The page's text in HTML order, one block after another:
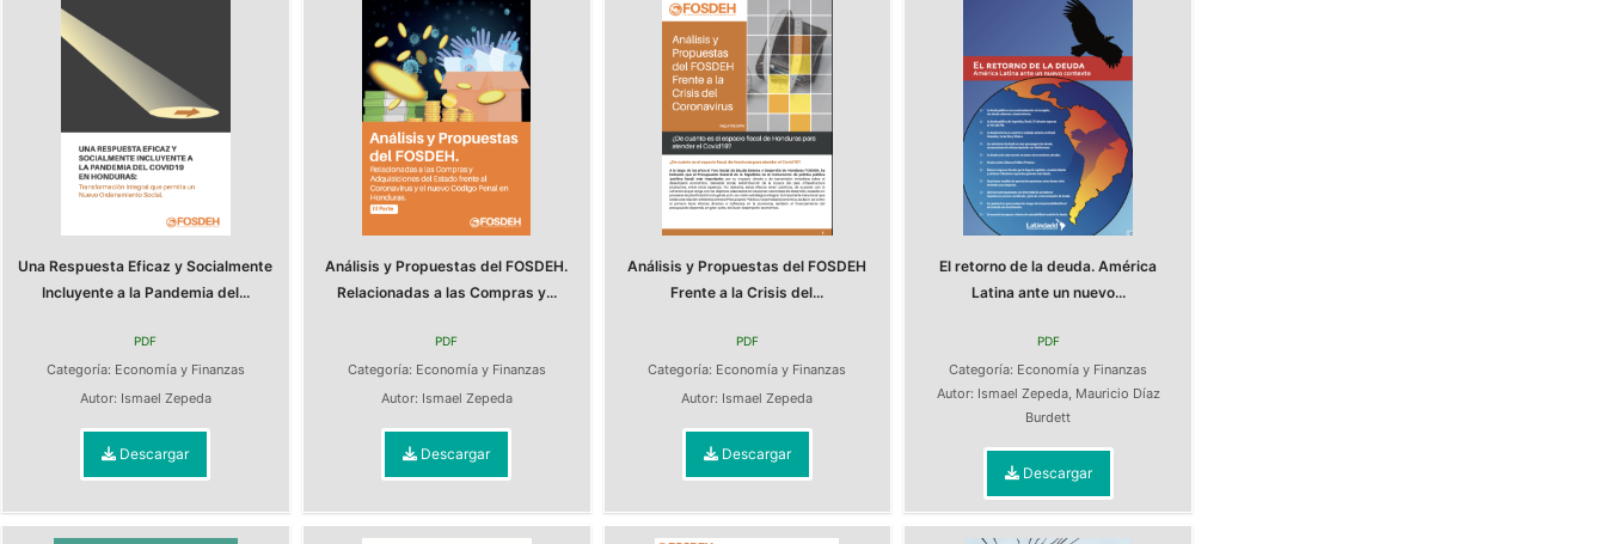
Una Respuesta Eficaz y Socialmente
Incluyente a la Pandemia del...
PDF
Categoría: Economía y Finanzas
Autor: Ismael Zepeda
Descargar
Análisis y Propuestas del FOSDEH.
Relacionadas a las Compras y...
PDF
Categoría: Economía y Finanzas
Autor: Ismael Zepeda
Descargar
Análisis y Propuestas del FOSDEH
Frente a la Crisis del...
PDF
Categoría: Economía y Finanzas
Autor: Ismael Zepeda
Descargar
El retorno de la deuda. América
Latina ante un nuevo...
PDF
Categoría: Economía y Finanzas
Autor: Ismael Zepeda, Mauricio Díaz
Burdett
Descargar